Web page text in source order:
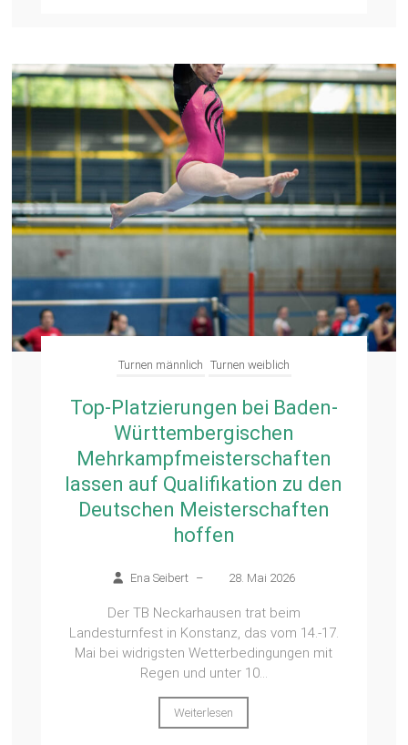
Turnen männlich Turnen weiblich
Top-Platzierungen bei Baden-
Württembergischen
Mehrkampfmeisterschaften
lassen auf Qualifikation zu den
Deutschen Meisterschaften
hoffen
Ena Seibert – 28. Mai 2026
Der TB Neckarhausen trat beim
Landesturnfest in Konstanz, das vom 14.-17.
Mai bei widrigsten Wetterbedingungen mit
Regen und unter 10...
Weiterlesen